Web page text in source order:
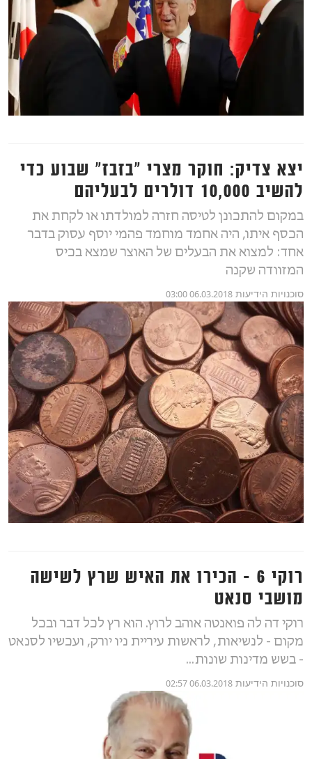
יצא צדיק: חוקר מצרי "בזבז" שבוע כדי
להשיב 10,000 דולרים לבעליהם
במקום להתכונן לטיסה חזרה למולדתו או לקחת את
הכסף איתו, היה אחמד מוחמד פהמי יוסף עסוק בדבר
אחד: למצוא את הבעלים של האוצר שמצא בכיס
המזוודה שקנה
סוכנויות הידיעות 06.03.2018 03:00
רוקי 6 - הכירו את האיש שרץ לשישה
מושבי סנאט
רוקי דה לה פואנטה אוהב לרוץ. הוא רץ לכל דבר ובכל
מקום - לנשיאות, לראשות עיריית ניו יורק, ועכשיו לסנאט
- בשש מדינות שונות...
סוכנויות הידיעות 06.03.2018 02:57